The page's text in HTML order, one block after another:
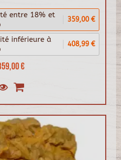
€
entre 18% et
359,00 €
inférieure à
408,99 €